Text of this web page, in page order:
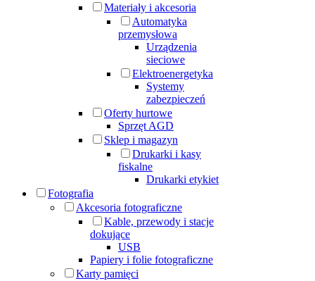
Materiały i akcesoria
Automatyka
przemysłowa
Urządzenia
sieciowe
Elektroenergetyka
Systemy
zabezpieczeń
Oferty hurtowe
Sprzęt AGD
Sklep i magazyn
Drukarki i kasy
fiskalne
Drukarki etykiet
Fotografia
Akcesoria fotograficzne
Kable, przewody i stacje
dokujące
USB
Papiery i folie fotograficzne
Karty pamięci